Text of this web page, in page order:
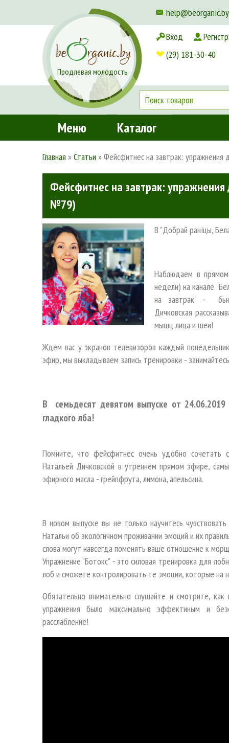
help@beorganic.by
Доставка и оплата
Продлевая молодость
Вход
(29) 181-30-40
Меню Каталог
Главная »Статьи »Фейсфитнес на завтрак:
Фейсфитнес на завтрак:
№79)
В "Добрай ранiцы,
Наблюдаем в
недели) на канале
на завтрак" -
Дичковская
мышц лица и шеи!
Ждем вас у экранов телевизоров каждый
эфир, мы выкладываем запись тренировки -
В семьдесят девятом выпуске от
гладкого лба!
Помните, что фейсфитнес очень удобно сочетать
Натальей Дичковской в утреннем прямом эфире,
эфирного масла - грейпфрута, лимона, апельсина.
В новом выпуске вы не только научитесь
Натальи об экологичном проживании эмоций и их
слова могут навсегда поменять ваше отношение к
Упражнение "Ботокс" - это силовая тренировка для
лоб и сможете контролировать те эмоции, которые на
Обязательно внимательно слушайте и смотрите,
упражнения было максимально эффектиным и
расслабление!